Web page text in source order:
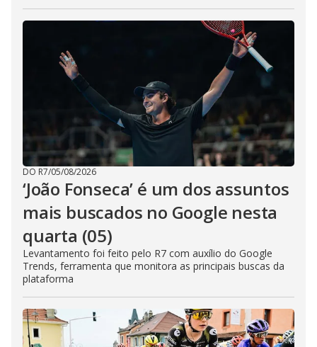
DO R7/05/08/2026
‘João Fonseca’ é um dos assuntos
mais buscados no Google nesta
quarta (05)
Levantamento foi feito pelo R7 com auxílio do Google
Trends, ferramenta que monitora as principais buscas da
plataforma